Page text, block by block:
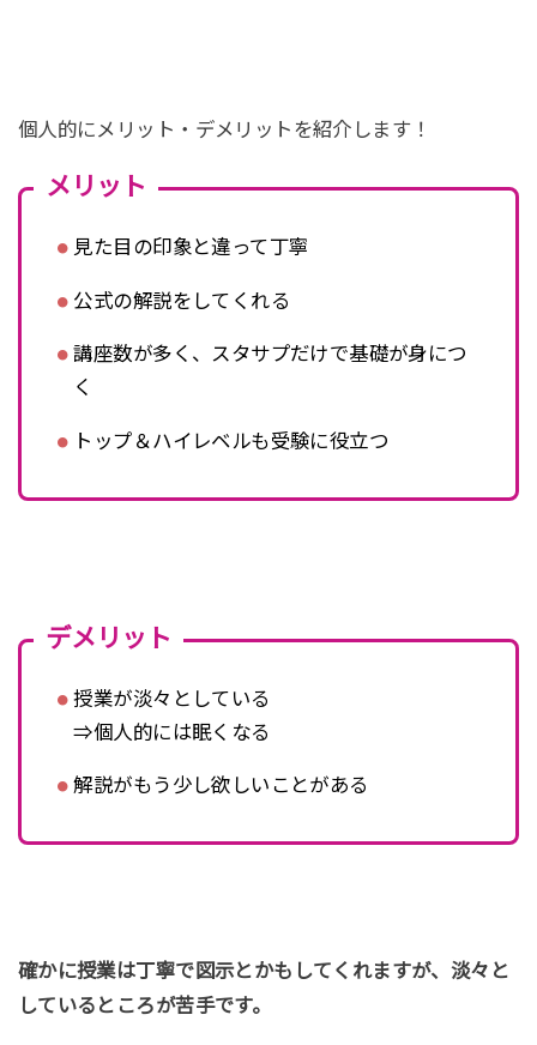
個人的にメリット・デメリットを紹介します！
メリット
見た目の印象と違って丁寧
公式の解説をしてくれる
講座数が多く、スタサプだけで基礎が身につ
く
トップ＆ハイレベルも受験に役立つ
デメリット
授業が淡々としている
⇒個人的には眠くなる
解説がもう少し欲しいことがある
確かに授業は丁寧で図示とかもしてくれますが、淡々と
しているところが苦手です。